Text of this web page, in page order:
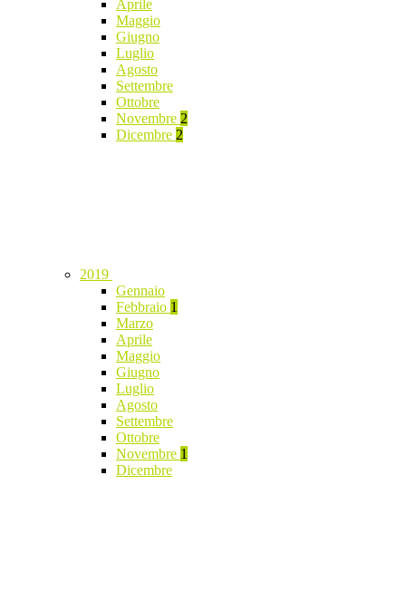
Aprile
Maggio
Giugno
Luglio
Agosto
Settembre
Ottobre
Novembre 2
Dicembre 2
2019
Gennaio
Febbraio 1
Marzo
Aprile
Maggio
Giugno
Luglio
Agosto
Settembre
Ottobre
Novembre 1
Dicembre